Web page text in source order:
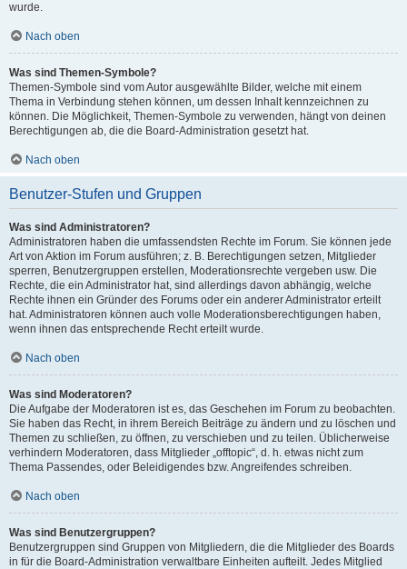
wurde.
Nach oben
Was sind Themen-Symbole?
Themen-Symbole sind vom Autor ausgewählte Bilder, welche mit einem
Thema in Verbindung stehen können, um dessen Inhalt kennzeichnen zu
können. Die Möglichkeit, Themen-Symbole zu verwenden, hängt von deinen
Berechtigungen ab, die die Board-Administration gesetzt hat.
Nach oben
Benutzer-Stufen und Gruppen
Was sind Administratoren?
Administratoren haben die umfassendsten Rechte im Forum. Sie können jede
Art von Aktion im Forum ausführen; z. B. Berechtigungen setzen, Mitglieder
sperren, Benutzergruppen erstellen, Moderationsrechte vergeben usw. Die
Rechte, die ein Administrator hat, sind allerdings davon abhängig, welche
Rechte ihnen ein Gründer des Forums oder ein anderer Administrator erteilt
hat. Administratoren können auch volle Moderationsberechtigungen haben,
wenn ihnen das entsprechende Recht erteilt wurde.
Nach oben
Was sind Moderatoren?
Die Aufgabe der Moderatoren ist es, das Geschehen im Forum zu beobachten.
Sie haben das Recht, in ihrem Bereich Beiträge zu ändern und zu löschen und
Themen zu schließen, zu öffnen, zu verschieben und zu teilen. Üblicherweise
verhindern Moderatoren, dass Mitglieder „offtopic“, d. h. etwas nicht zum
Thema Passendes, oder Beleidigendes bzw. Angreifendes schreiben.
Nach oben
Was sind Benutzergruppen?
Benutzergruppen sind Gruppen von Mitgliedern, die die Mitglieder des Boards
in für die Board-Administration verwaltbare Einheiten aufteilt. Jedes Mitglied